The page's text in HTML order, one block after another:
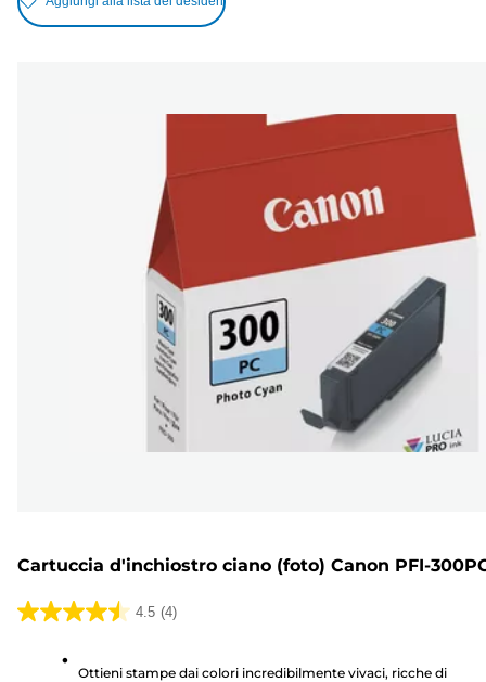
Cartuccia d'inchiostro ciano (foto) Canon PFI-
4.5 (4)
4.5
Ottieni stampe dai colori incredibilmente vivaci, ricche di